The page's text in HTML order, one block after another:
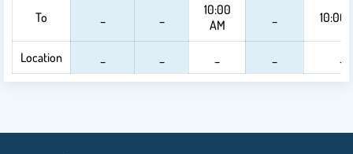
To
10:00
AM
10:00
Location